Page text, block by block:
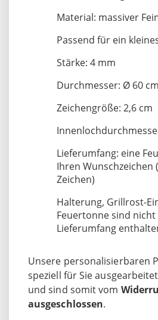
Material: massiver
Passend für ein
Stärke: 4 mm
Durchmesser: Ø 60 cm
Zeichengröße: 2,6 cm
Lieferumfang: eine
Ihren Wunschzeichen
Zeichen)
Halterung, Grillrost-
Feuertonne sind nicht
Lieferumfang
Unsere personalisierbaren
speziell für Sie
und sind somit vom
ausgeschlossen.